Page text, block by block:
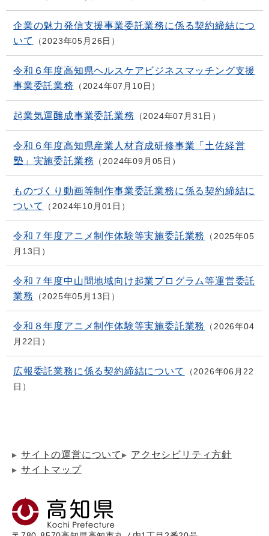
企業の魅力発信支援事業委託業務に係る契約締結につ
いて
2023年05月26日
令和６年度高知県ヘルスケアビジネスマッチング支援
事業委託業務
2024年07月10日
起業気運醸成事業委託業務 2024年07月31日
令和６年度高知県産業人材育成研修事業「土佐経営
塾」実施委託業務
2024年09月05日
ものづくり動画等制作事業委託業務に係る契約締結に
ついて
2024年10月01日
令和７年度アニメ制作体験等実施委託業務
2025年05
月13日
令和７年度中山間地域向け起業プログラム等運営委託
業務
2025年05月13日
令和８年度アニメ制作体験等実施委託業務
2026年04
月22日
広報委託業務に係る契約締結について
2026年06月22
日
サイトの運営について
アクセシビリティ方針
サイトマップ